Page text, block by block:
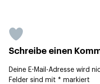
Schreibe einen
Deine E-Mail-Adresse wird
Felder sind mit * markiert